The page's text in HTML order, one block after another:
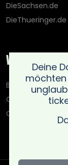
DieSachsen.de
DieThueringer.de
Weitere
Blaulicht-
Deine
möchten